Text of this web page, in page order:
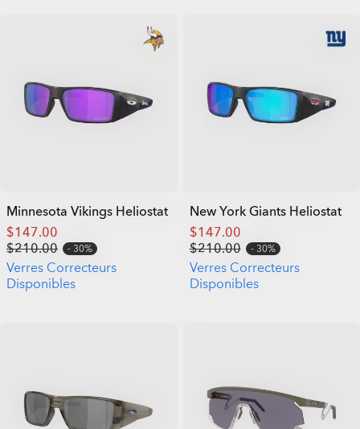
Minnesota Vikings Heliostat
$147.00
$210.00
30%
Verres Correcteurs
Disponibles
New York Giants Heliostat
$147.00
$210.00
30%
Verres Correcteurs
Disponibles